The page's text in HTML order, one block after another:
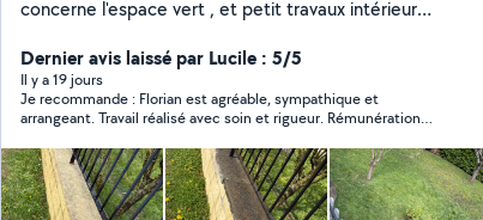
concerne l'espace vert , et petit travaux intérieur
Dernier avis laissé par Lucile : 5/5
Il y a 19 jours
Je recommande : Florian est agréable, sympathique et
arrangeant. Travail réalisé avec soin et rigueur. Rémunération
travail. Merci beaucoup.